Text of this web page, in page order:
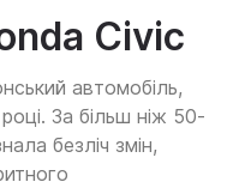
Civic
автомобіль,
За більш ніж 50-
безліч змін,